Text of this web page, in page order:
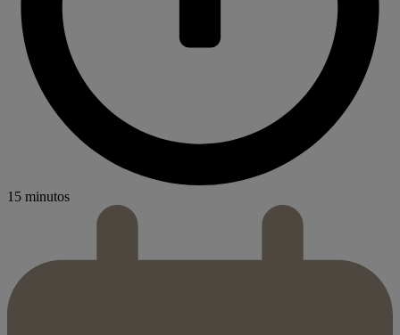
15 minutos